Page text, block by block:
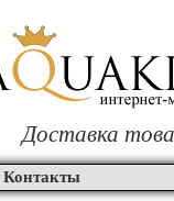
Доставка
Контакты